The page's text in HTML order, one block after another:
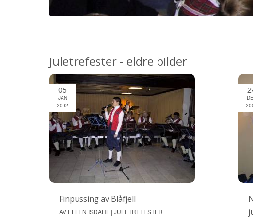
Juletrefester - eldre bilder
05
JAN
2002
Finpussing av Blåfjell
AV ELLEN ISDAHL | JULETREFESTER